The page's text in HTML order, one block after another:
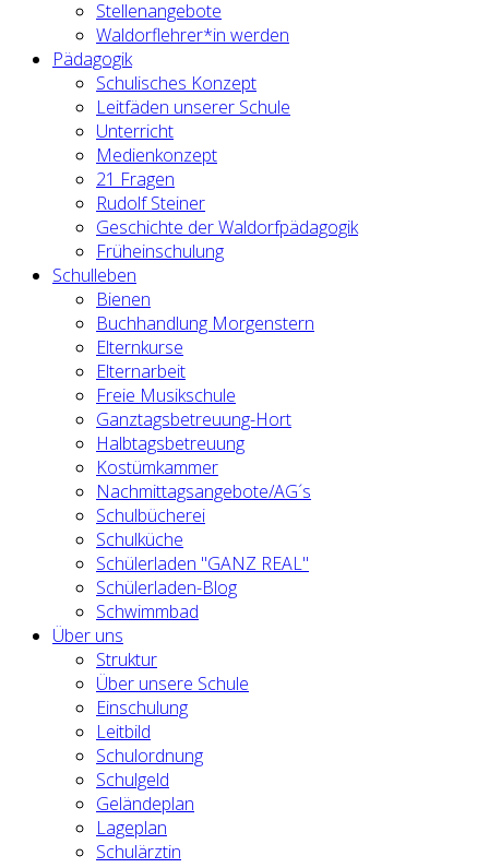
Stellenangebote
Waldorflehrer*in werden
Pädagogik
Schulisches Konzept
Leitfäden unserer Schule
Unterricht
Medienkonzept
21 Fragen
Rudolf Steiner
Geschichte der Waldorfpädagogik
Früheinschulung
Schulleben
Bienen
Buchhandlung Morgenstern
Elternkurse
Elternarbeit
Freie Musikschule
Ganztagsbetreuung-Hort
Halbtagsbetreuung
Kostümkammer
Nachmittagsangebote/AG´s
Schulbücherei
Schulküche
Schülerladen "GANZ REAL"
Schülerladen-Blog
Schwimmbad
Über uns
Struktur
Über unsere Schule
Einschulung
Leitbild
Schulordnung
Schulgeld
Geländeplan
Lageplan
Schulärztin